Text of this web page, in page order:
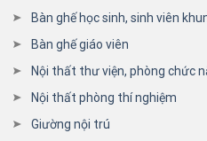
Bàn ghế học sinh, sinh viên
Bàn ghế giáo viên
Nội thất thư viện, phòng chức
Nội thất phòng thí nghiệm
Giường nội trú